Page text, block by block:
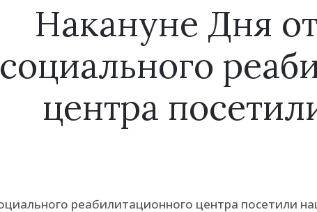
Накануне Дня
социального
центра